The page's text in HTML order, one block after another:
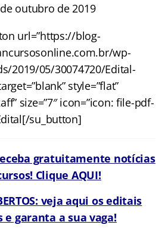
outubro de 2019
url=”https://blog-
wp-
2019/05/30074720/Edital-
style=”flat”
size=”7″ icon=”icon: file-pdf-
su_button]
receba gratuitamente notícias
Clique AQUI!
veja aqui os editais
e garanta a sua vaga!